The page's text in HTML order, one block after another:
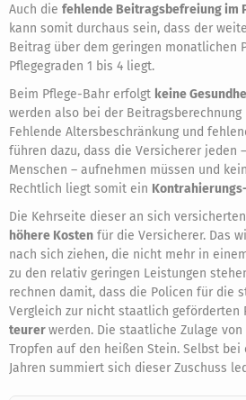
Auch die fehlende Beitragsbefreiung im
kann somit durchaus sein, dass der
Beitrag über dem geringen monatlichen
Pflegegraden 1 bis 4 liegt.
Beim Pflege-Bahr erfolgt keine
werden also bei der
Fehlende Altersbeschränkung und
führen dazu, dass die Versicherer jeden
Menschen – aufnehmen müssen und
Rechtlich liegt somit ein
Die Kehrseite dieser an sich
höhere Kosten für die Versicherer. Das
nach sich ziehen, die nicht mehr in
zu den relativ geringen Leistungen
rechnen damit, dass die Policen für die
Vergleich zur nicht staatlich geförderten
teurerwerden. Die staatliche Zulage
Tropfen auf den heißen Stein. Selbst bei
Jahren summiert sich dieser Zuschuss